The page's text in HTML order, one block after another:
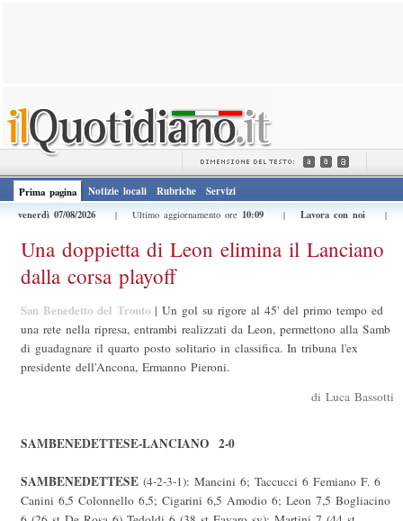
Prima pagina Notizie locali Rubriche
Servizi
venerdì 07/08/2026
| Ultimo aggiornamento ore 10:09 | Lavora con noi |
Una doppietta di Leon elimina il Lanciano
dalla corsa playoff
San Benedetto del Tronto | Un gol su rigore al 45' del primo tempo ed
una rete nella ripresa, entrambi realizzati da Leon, permettono alla Samb
di guadagnare il quarto posto solitario in classifica. In tribuna l'ex
presidente dell'Ancona, Ermanno Pieroni.
di Luca Bassotti
SAMBENEDETTESE-LANCIANO 2-0
SAMBENEDETTESE (4-2-3-1): Mancini 6; Taccucci 6 Femiano F. 6
Canini 6,5 Colonnello 6,5; Cigarini 6,5 Amodio 6; Leon 7,5 Bogliacino